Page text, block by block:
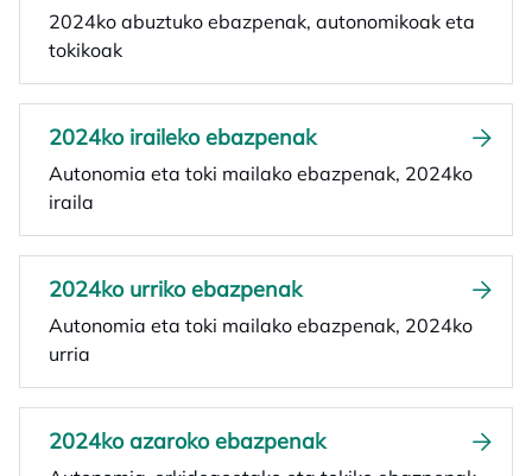
2024ko abuztuko ebazpenak, autonomikoak eta
tokikoak
2024ko iraileko ebazpenak
Autonomia eta toki mailako ebazpenak, 2024ko
iraila
2024ko urriko ebazpenak
Autonomia eta toki mailako ebazpenak, 2024ko
urria
2024ko azaroko ebazpenak